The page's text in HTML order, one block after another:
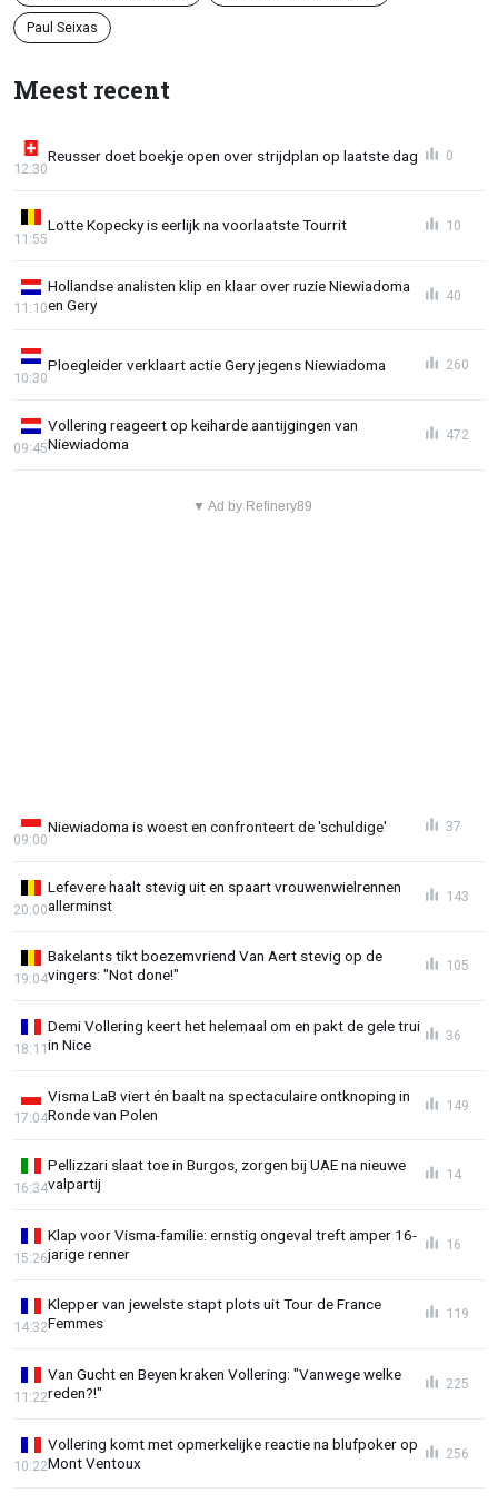
Paul Seixas
Meest recent
Reusser doet boekje open over strijdplan op laatste dag
12:30
0
Lotte Kopecky is eerlijk na voorlaatste Tourrit
11:55
10
Hollandse analisten klip en klaar over ruzie Niewiadoma
en Gery
11:10
40
Ploegleider verklaart actie Gery jegens Niewiadoma
10:30
260
Vollering reageert op keiharde aantijgingen van
Niewiadoma
09:45
472
▼ Ad by Refinery89
Niewiadoma is woest en confronteert de 'schuldige'
09:00
37
Lefevere haalt stevig uit en spaart vrouwenwielrennen
allerminst
20:00
143
Bakelants tikt boezemvriend Van Aert stevig op de
vingers: "Not done!"
19:04
105
Demi Vollering keert het helemaal om en pakt de gele trui
in Nice
18:11
36
Visma LaB viert én baalt na spectaculaire ontknoping in
Ronde van Polen
17:04
149
Pellizzari slaat toe in Burgos, zorgen bij UAE na nieuwe
valpartij
16:34
14
Klap voor Visma-familie: ernstig ongeval treft amper 16-
jarige renner
15:26
16
Klepper van jewelste stapt plots uit Tour de France
Femmes
14:32
119
Van Gucht en Beyen kraken Vollering: "Vanwege welke
reden?!"
11:22
225
Vollering komt met opmerkelijke reactie na blufpoker op
Mont Ventoux
10:22
256